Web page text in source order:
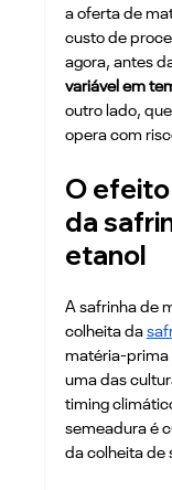
a oferta de
custo de
agora, antes
variável em
outro lado,
opera com
O
da
etanol
A safrinha de
colheita da
matéria-prima
uma das
timing
semeadura é
da colheita de